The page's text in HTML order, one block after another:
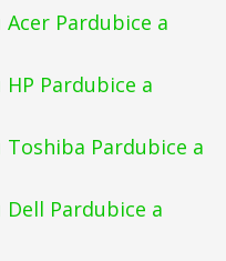
Pardubice a
Pardubice a
Pardubice a
Pardubice a